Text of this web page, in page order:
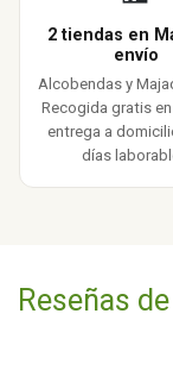
2 tiendas en
envío
Alcobendas y
Recogida gratis
entrega a
días
Reseñas